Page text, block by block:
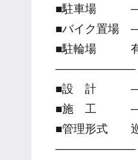
■駐車場
■バイク置場
■駐輪場 有（
―――――――
■設 計
■施 工
■管理形式
―――――――